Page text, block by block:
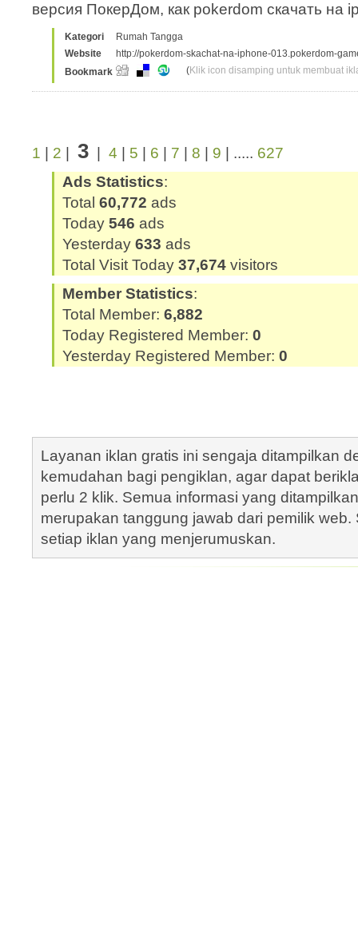
версия ПокерДом, как pokerdom скачать на
Kategori
Rumah Tangga
Website
http://pokerdom-skachat-na-iphone-013.pokerdom-
Bookmark
(Klik icon disamping untuk membuat
1 2 3 4 5 6 7 8 9 | ..... 627
Ads Statistics:
Total 60,772 ads
Today 546 ads
Yesterday 633 ads
Total Visit Today 37,674 visitors
Member Statistics:
Total Member: 6,882
Today Registered Member: 0
Yesterday Registered Member: 0
Layanan iklan gratis ini sengaja ditampilkan
kemudahan bagi pengiklan, agar dapat
perlu 2 klik. Semua informasi yang
merupakan tanggung jawab dari pemilik
setiap iklan yang menjerumuskan.